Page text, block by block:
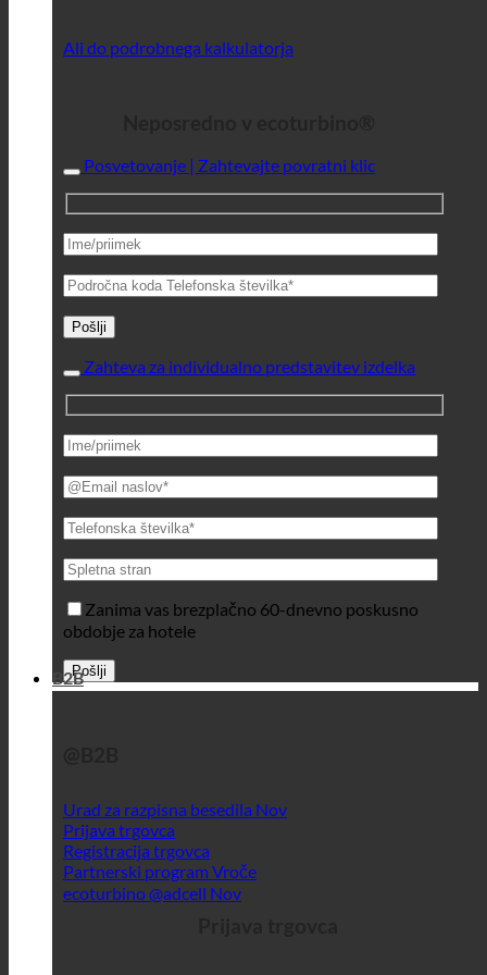
Ali do podrobnega kalkulatorja
Posvetovanje | Zahtevajte povratni klic
Zahteva za individualno predstavitev izdelka
Zanima vas brezplačno 60-dnevno poskusno
obdobje za hotele
B2B
Urad za razpisna besedila
Prijava trgovca
Registracija trgovca
Partnerski program
ecoturbino @adcell